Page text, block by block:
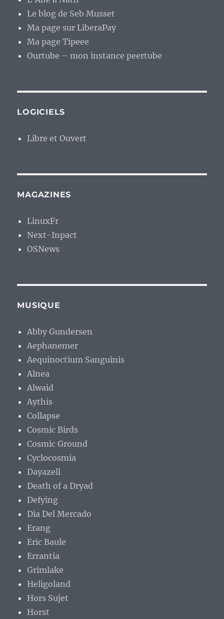
Le blog de Seb Musset
Ma page sur LiberaPay
Ma page Tipeee
Ourtube – mon instance peertube
LOGICIELS
Libre et Ouvert
MAGAZINES
LinuxFr
Next-Inpact
OSNews
MUSIQUE
Abby Gundersen
Aephanemer
Aequinoctium Sanguinis
Alnea
Alwaid
Aythis
Collapse
Cosmic Birds
Cosmic Ground
Cyclocosmia
Dayazell
Death of a Dryad
Defying
Dia Del Mercado
Erang
Eric Baule
Errantia
Grimlake
Heligoland
Hors Sujet
Horst